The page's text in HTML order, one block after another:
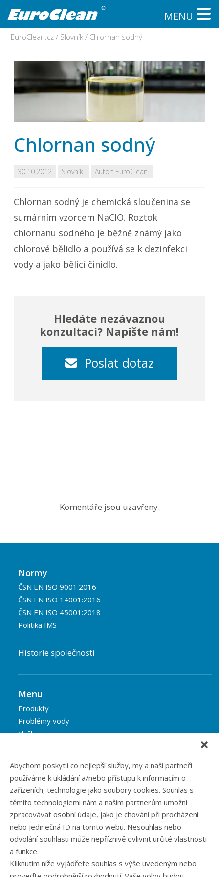
Abychom poskytli co nejlepší služby, my a naši partneři
používáme k ukládání a/nebo přístupu k informacím o
zařízeních, technologie jako soubory cookies. Souhlas s
těmito technologiemi nám a našim partnerům umožní
zpracovávat osobní údaje, jako je chování při procházení
nebo jedinečná ID na tomto webu. Nesouhlas nebo
odvolání souhlasu může nepříznivě ovlivnit určité vlastnosti
a funkce.
Kliknutím níže vyjádřete souhlas s výše uvedeným nebo
MENU
EuroClean.cz / Slovník / Chlornan sodný
Chlornan sodný
30.10.2012 Slovník Autor: EuroClean
Chlornan sodný je chemická sloučenina se
sumárním vzorcem NaClO. Roztok
chlornanu sodného je běžně známý jako
chlorové bělidlo a používá se k dezinfekci
vody a jako bělicí činidlo.
Hledáte nezávaznou
konzultaci? Napište nám!
Poslat dotaz
Komentáře jsou uzavřeny.
Normy
ČSN EN ISO 9001:2016
ČSN EN ISO 14001:2016
ČSN EN ISO 45001:2018
Politika IMS
Historie společnosti
Menu
Produkty
Problémy vody
Služby
Eshop
Kontakt
Rubriky článků
Články
Podcast
Případové studie